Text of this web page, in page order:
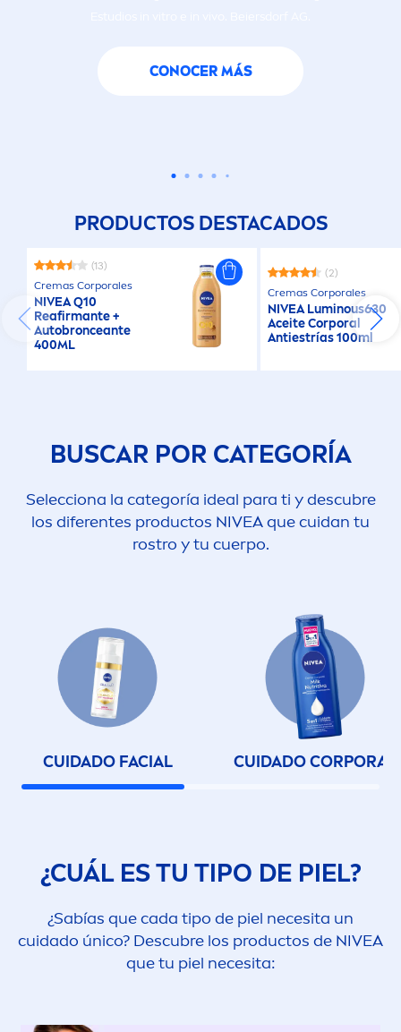
CONOCER MÁS
PRODUCTOS DESTACADOS
(13)
Cremas Corporales
NIVEAQ10
Reafirmante +
Autobronceante
400ML
(2)
Cremas Corporales
NIVEA Luminous630
Aceite Corporal
Antiestrías 100ml
BUSCAR POR CATEGORÍA
Selecciona la categoría ideal para ti y descubre
los diferentes productos NIVEAque cuidan tu
rostro y tu cuerpo.
CUIDADO FACIAL CUIDADO CORPORAL
¿CUÁL ES TU TIPO DE PIEL?
¿Sabías que cada tipo de piel necesita un
cuidado único? Descubre los productos de NIVEA
que tu piel necesita: